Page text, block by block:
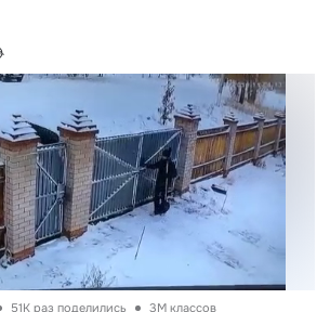
51K раз поделились 3M классов